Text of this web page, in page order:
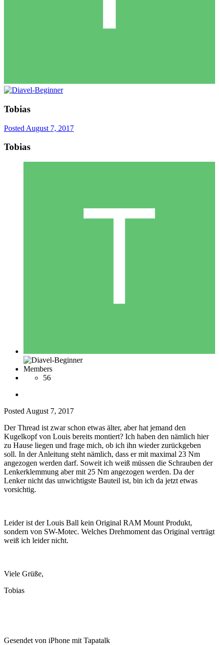
Tobias
Posted August 7, 2017
Tobias
Members
56
Posted August 7, 2017
Der Thread ist zwar schon etwas älter, aber hat jemand den
Kugelkopf von Louis bereits montiert? Ich haben den nämlich hier
zu Hause liegen und frage mich, ob ich ihn wieder zurückgeben
soll. In der Anleitung steht nämlich, dass er mit maximal 23 Nm
angezogen werden darf. Soweit ich weiß müssen die Schrauben der
Lenkerklemmung aber mit 25 Nm angezogen werden. Da der
Lenker nicht das unwichtigste Bauteil ist, bin ich da jetzt etwas
vorsichtig.
Leider ist der Louis Ball kein Original RAM Mount Produkt,
sondern von SW-Motec. Welches Drehmoment das Original verträgt
weiß ich leider nicht.
Viele Grüße,
Tobias
Gesendet von iPhone mit Tapatalk